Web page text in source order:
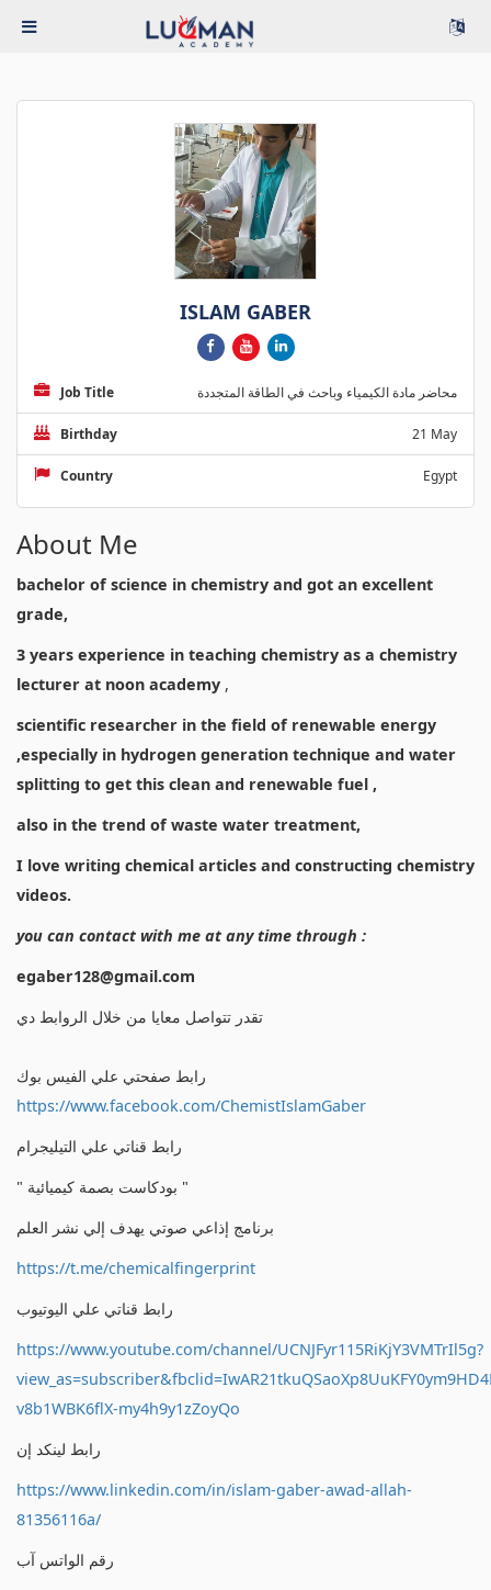
ISLAM GABER
Job Title محاضر مادة الكيمياء وباحث في الطاقة المتجددة
Birthday 21 May
Country Egypt
About Me
bachelor of science in chemistry and got an excellent
grade,
3 years experience in teaching chemistry as a chemistry
lecturer at noon academy ,
scientific researcher in the field of renewable energy
,especially in hydrogen generation technique and water
splitting to get this clean and renewable fuel ,
also in the trend of waste water treatment,
I love writing chemical articles and constructing chemistry
videos.
you can contact with me at any time through :
egaber128@gmail.com
تقدر تتواصل معايا من خلال الروابط دي
رابط صفحتي علي الفيس بوك
https://www.facebook.com/ChemistIslamGaber
رابط قناتي علي التيليجرام
" بودكاست بصمة كيميائية "
برنامج إذاعي صوتي يهدف إلي نشر العلم
https://t.me/chemicalfingerprint
رابط قناتي علي اليوتيوب
https://www.youtube.com/channel/UCNJFyr115RiKjY3VMTrIl5g?
v8b1WBK6flX-my4h9y1zZoyQo
رابط لينكد إن
https://www.linkedin.com/in/islam-gaber-awad-allah-
81356116a/
رقم الواتس آب